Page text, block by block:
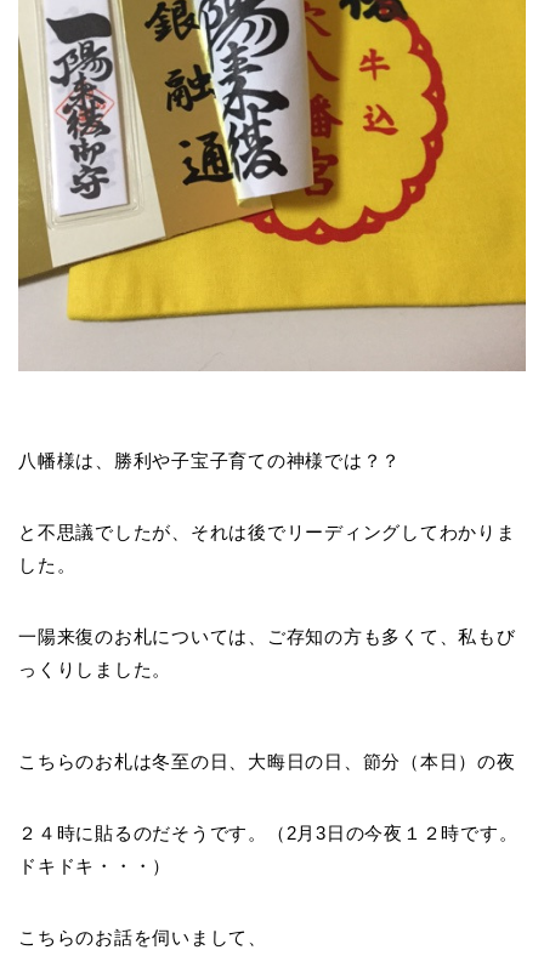
八幡様は、勝利や子宝子育ての神様では？？
と不思議でしたが、それは後でリーディングしてわかりま
した。
一陽来復のお札については、ご存知の方も多くて、私もび
っくりしました。
こちらのお札は冬至の日、大晦日の日、節分（本日）の夜
２４時に貼るのだそうです。（2月3日の今夜１２時です。
ドキドキ・・・）
こちらのお話を伺いまして、